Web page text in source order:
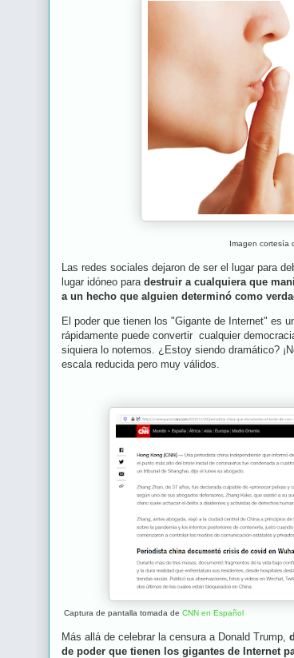
Imagen cortesía
Las redes sociales dejaron de ser el lugar para
lugar idóneo para destruir a cualquiera que
a un hecho que alguien determinó como
El poder que tienen los "Gigante de Internet" es
rápidamente puede convertir cualquier
siquiera lo notemos. ¿Estoy siendo dramático?
escala reducida pero muy válidos.
Captura de pantalla tomada de CNN en Español
Más allá de celebrar la censura a Donald Trump,
de poder que tienen los gigantes de Internet